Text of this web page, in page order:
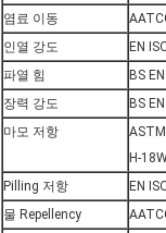
염료 이동
인열 강도
EN
파열 힘
BS
장력 강도
BS
마모 저항
H-
Pilling 저항 EN
물 Repellency